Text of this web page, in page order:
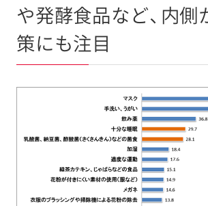
や発酵食品など、内側
策にも注目